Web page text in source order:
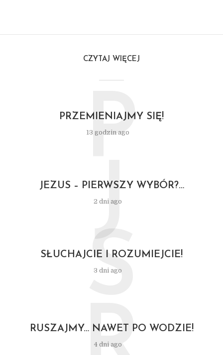
CZYTAJ WIĘCEJ
PRZEMIENIAJMY SIĘ!
13 godzin ago
P
JEZUS – PIERWSZY WYBÓR?…
2 dni ago
J
SŁUCHAJCIE I ROZUMIEJCIE!
3 dni ago
S
RUSZAJMY… NAWET PO WODZIE!
4 dni ago